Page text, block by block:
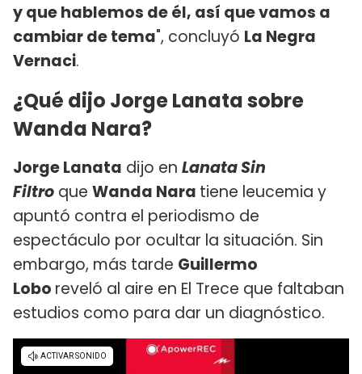
y que hablemos de él, así que vamos a
cambiar de tema", concluyó La Negra
Vernaci.
¿Qué dijo Jorge Lanata sobre
Wanda Nara?
Jorge Lanata dijo en Lanata Sin
Filtro que Wanda Nara tiene leucemia y
apuntó contra el periodismo de
espectáculo por ocultar la situación. Sin
embargo, más tarde Guillermo
Lobo reveló al aire en El Trece que faltaban
estudios como para dar un diagnóstico.